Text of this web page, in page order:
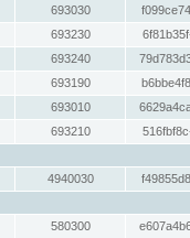
693030
693230
693240
693190
693010
693210
4940030
580300